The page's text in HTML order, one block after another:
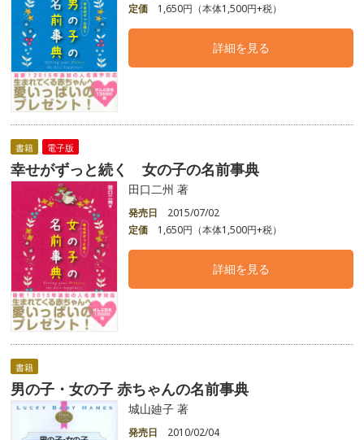
定価
1,650円（本体1,500円+税）
詳細を見る
書籍 電子版
幸せがずっと続く 女の子の名前事典
田口二州 著
発売日
2015/07/02
定価
1,650円（本体1,500円+税）
詳細を見る
書籍
男の子・女の子 赤ちゃんの名前事典
城山廸子 著
発売日
2010/02/04